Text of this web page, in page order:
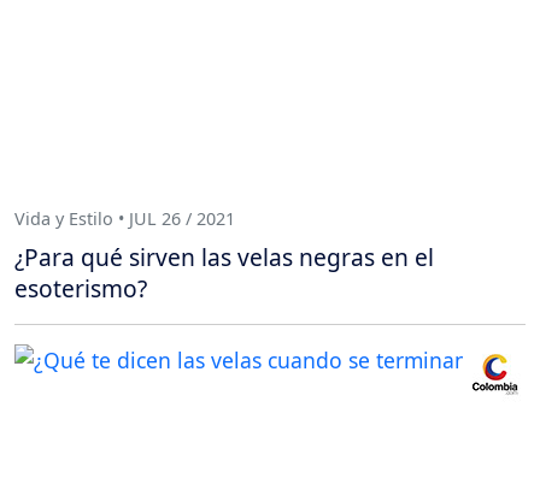
Vida y Estilo • JUL 26 / 2021
¿Para qué sirven las velas negras en el
esoterismo?